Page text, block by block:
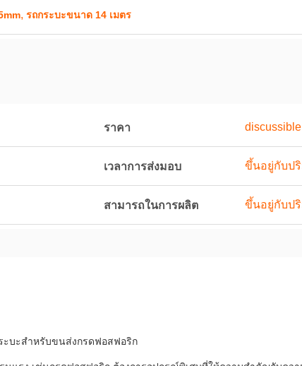
, รถกระบะขนาด 14 เมตร
ราคา discussible
เวลาการส่งมอบ ขึ้นอยู่กับป
สามารถในการผลิต ขึ้นอยู่กับป
ะบะสําหรับขนส่งกรดฟอสฟอริก